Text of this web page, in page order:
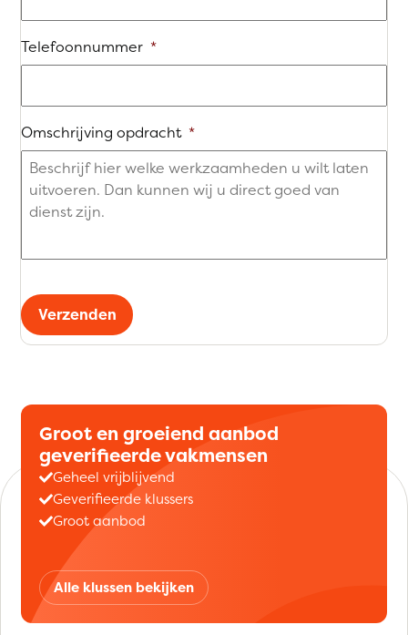
Telefoonnummer *
Omschrijving opdracht *
Verzenden
Groot en groeiend aanbod
geverifieerde vakmensen
Geheel vrijblijvend
Geverifieerde klussers
Groot aanbod
Alle klussen bekijken